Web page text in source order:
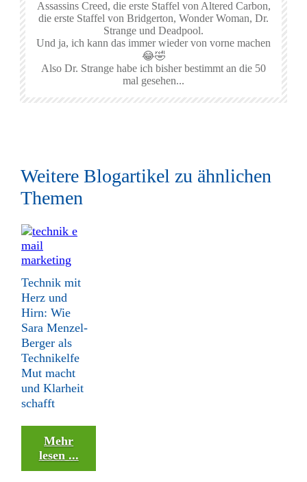
Assassins Creed, die erste Staffel von Altered Carbon,
die erste Staffel von Bridgerton, Wonder Woman, Dr.
Strange und Deadpool.
Und ja, ich kann das immer wieder von vorne machen
😂🤣
Also Dr. Strange habe ich bisher bestimmt an die 50
mal gesehen...
Weitere Blogartikel zu ähnlichen
Themen
Technik mit
Herz und
Hirn: Wie
Sara Menzel-
Berger als
Technikelfe
Mut macht
und Klarheit
schafft
Mehr
lesen ...